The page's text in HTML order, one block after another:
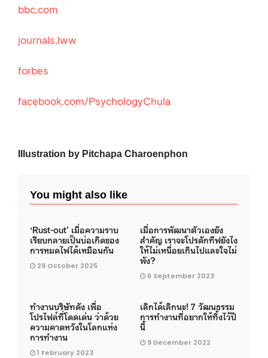
bbc.com
journals.lww
forbes
facebook.com/PsychologyChula
Illustration by Pitchapa Charoenphon
You might also like
‘Rust-out’ เมื่อความราบ
เรียบกลายเป็นบ่อเกิดของ
การหมดไฟได้เหมือนกัน
29 October 2025
เมื่อการพัฒนาตัวเองยัง
สำคัญ เราจะโปรดักทีฟยังไง
ให้ไม่เหนื่อยเกินไปและใจไม่
พัง?
6 September 2023
ทำงานบริษัทดัง เพื่อ
โปรไฟล์ที่โดดเด่น ว่าด้วย
ความคาดหวังในโลกแห่ง
การทำงาน
1 February 2023
เลิกได้เลิกนะ! 7 วัฒนธรรม
การทำงานที่อยากให้ทิ้งไว้ปี
นี้
9 December 2022